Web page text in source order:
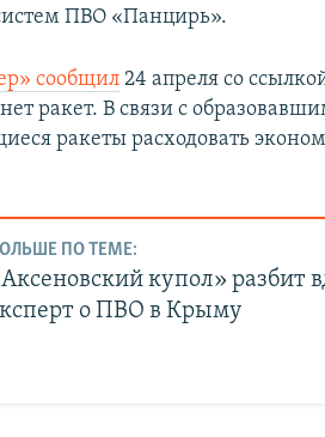
ПВО «Панцирь».
сообщил 24 апреля со
ракет. В связи с
ракеты расходовать
ПО ТЕМЕ:
купол» разбит
о ПВО в Крыму